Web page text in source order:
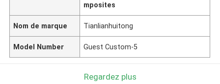
mposites
Nom de marque Tianlianhuitong
Model Number Guest Custom-5
Regardez plus